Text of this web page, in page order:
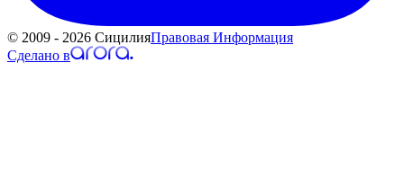
© 2009 - 2026 СицилияПравовая Информация
Сделано в